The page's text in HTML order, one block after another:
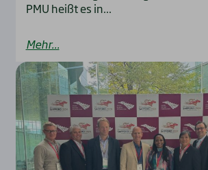
PMU heißt es in...
Mehr...